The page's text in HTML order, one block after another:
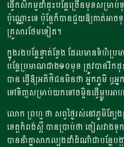
ធ្វើកសិកម្មដាំដុះបន្លែច្រើនមុខសម្រ
ប៉ុណ្ណោះទេ ប៉ុន្តែក៏បានជួយឱ្យគាត់អាចទុ
គ្រួសារថែមទៀត។
ក្នុងរងបន្លែខ្វាត់ខ្វែង ដែលមានទំហំប្
បន្លែប្រមាណជាង១០មុខ ត្រូវបានរីក
បាន ធ្វើឱ្យអតិថិជនមិនថា អ្នកភូមិ ឬអ្ន
ទៅទិញសម្រាប់យកទៅចម្អិនធ្វើម្ហូបអាហ
លោក ព្រហ្ម ថា សព្វថ្ងៃរស់នៅភូមិត្បែ
ខេត្តកំពង់ស្ពឺ បានប្រាប់ថា ចៀសវាង
បាននាំគ្នាសាកល្បងដាំដំណាំជាបន្លែបង្